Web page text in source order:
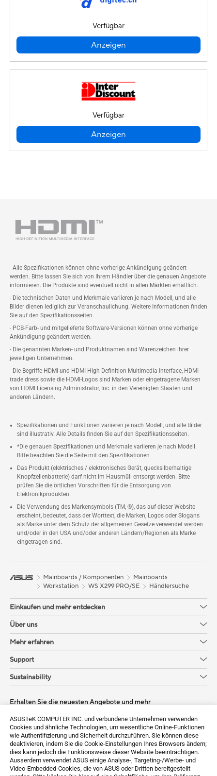
ASUSTeK COMPUTER INC. und verbundene Unternehmen verwenden
Cookies und ähnliche Technologien, um wesentliche Online-Funktionen
wie Authentifizierung und Sicherheit durchzuführen. Sie können diese
deaktivieren, indem Sie die Cookie-Einstellungen Ihres Browsers ändern;
dies kann jedoch die Funktionsweise dieser Website beeinträchtigen.
Ausserdem verwendet ASUS einige Analyse-, Targeting-/Werbe- und
Video-Embedded-Cookies, die von ASUS oder Dritten bereitgestellt
Verfügbar
Anzeigen
Verfügbar
Anzeigen
- Alle Spezifikationen können ohne vorherige Ankündigung geändert
werden. Bitte lassen Sie sich von Ihrem Händler über die genauen Angebote
informieren. Die Produkte sind eventuell nicht in allen Märkten erhältlich.
- Die technischen Daten und Merkmale variieren je nach Modell, und alle
Bilder dienen lediglich zur Veranschaulichung. Weitere Informationen finden
Sie auf den Spezifikationsseiten.
- PCB-Farb- und mitgelieferte Software-Versionen können ohne vorherige
Ankündigung geändert werden.
- Die genannten Marken- und Produktnamen sind Warenzeichen ihrer
jeweiligen Unternehmen.
- Die Begriffe HDMI und HDMI High-Definition Multimedia Interface, HDMI
trade dress sowie die HDMI-Logos sind Marken oder eingetragene Marken
von HDMI Licensing Administrator, Inc. in den Vereinigten Staaten und
anderen Ländern.
Spezifikationen und Funktionen variieren je nach Modell, und alle Bilder
sind illustrativ. Alle Details finden Sie auf den Spezifikationsseiten.
*Die genauen Spezifikationen und Merkmale variieren je nach Modell.
Bitte beachten Sie die Seite mit den Spezifikationen
Das Produkt (elektrisches / elektronisches Gerät, quecksilberhaltige
Knopfzellenbatterie) darf nicht im Hausmüll entsorgt werden. Bitte
prüfen Sie die örtlichen Vorschriften für die Entsorgung von
Elektronikprodukten.
Die Verwendung des Markensymbols (TM, ®), das auf dieser Website
erscheint, bedeutet, dass der Worttext, die Marken, Logos oder Slogans
als Marke unter dem Schutz der allgemeinen Gesetze verwendet werden
und/oder in den USA und/oder anderen Ländern/Regionen als Marke
eingetragen sind.
Mainboards / Komponenten
Mainboards
Workstation
WS X299 PRO/SE Händlersuche
Einkaufen und mehr entdecken
Über uns
Mehr erfahren
Support
Sustainability
Erhalten Sie die neuesten Angebote und mehr
Sign up